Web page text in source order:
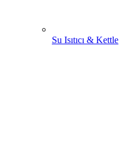
Su Isıtıcı & Kettle